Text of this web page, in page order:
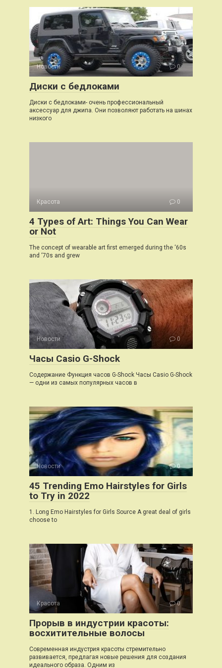
Новости 0
Диски с бедлоками
Диски с бедлоками- очень профессиональный
аксессуар для джипа. Они позволяют работать на шинах
низкого
Красота 0
4 Types of Art: Things You Can Wear
or Not
The concept of wearable art first emerged during the ‘60s
and ‘70s and grew
Новости 0
Часы Casio G-Shock
Содержание Функция часов G-Shock Часы Casio G-Shock
— одни из самых популярных часов в
Новости 0
45 Trending Emo Hairstyles for Girls
to Try in 2022
1. Long Emo Hairstyles for Girls Source A great deal of girls
choose to
Красота 0
Прорыв в индустрии красоты:
восхитительные волосы
Современная индустрия красоты стремительно
развивается, предлагая новые решения для создания
идеального образа. Одним из